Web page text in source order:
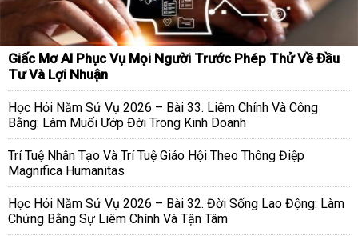
Giấc Mơ AI Phục Vụ Mọi Người Trước Phép Thử Về Đầu
Tư Và Lợi Nhuận
Học Hỏi Năm Sứ Vụ 2026 – Bài 33. Liêm Chính Và Công
Bằng: Làm Muối Ướp Đời Trong Kinh Doanh
Trí Tuệ Nhân Tạo Và Trí Tuệ Giáo Hội Theo Thông Điệp
Magnifica Humanitas
Học Hỏi Năm Sứ Vụ 2026 – Bài 32. Đời Sống Lao Động: Làm
Chứng Bằng Sự Liêm Chính Và Tận Tâm